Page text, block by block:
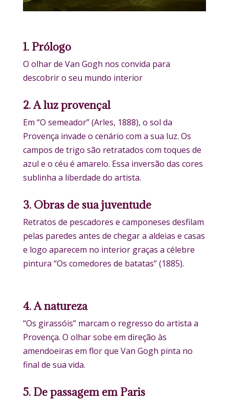
1. Prólogo
O olhar de Van Gogh nos convida para
descobrir o seu mundo interior
2. A luz provençal
Em “O semeador” (Arles, 1888), o sol da
Provença invade o cenário com a sua luz. Os
campos de trigo são retratados com toques de
azul e o céu é amarelo. Essa inversão das cores
sublinha a liberdade do artista.
3. Obras de sua juventude
Retratos de pescadores e camponeses desfilam
pelas paredes antes de chegar a aldeias e casas
e logo aparecem no interior graças a célebre
pintura “Os comedores de batatas” (1885).
4. A natureza
“Os girassóis” marcam o regresso do artista a
Provença. O olhar sobe em direção às
amendoeiras em flor que Van Gogh pinta no
final de sua vida.
5. De passagem em Paris